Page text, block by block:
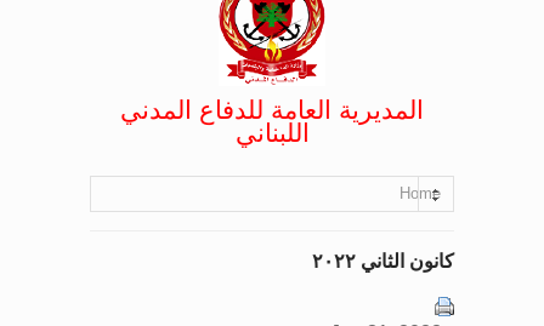
المديرية العامة للدفاع المدني
اللبناني
Home
كانون الثاني ٢٠٢٢